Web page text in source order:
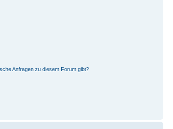
Anfragen zu diesem Forum gibt?